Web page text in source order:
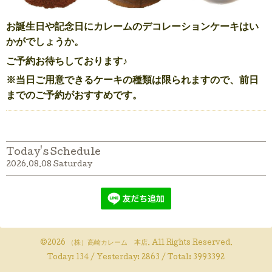
お誕生日や記念日にカレームのデコレーションケーキはい
かがでしょうか。
ご予約お待ちしております♪
※当日ご用意できるケーキの種類は限られますので、前日
までのご予約がおすすめです。
Today's Schedule
2026.08.08 Saturday
©2026 （株）高崎カレーム 本店. All Rights Reserved.
Today: 134 / Yesterday: 2863 / Total: 3993392